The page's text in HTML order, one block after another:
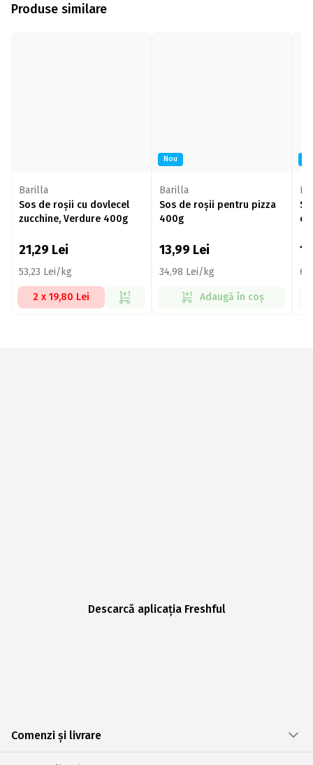
Produse similare
Barilla
Sos de roșii cu dovlecel
zucchine, Verdure 400g
21,29 Lei
53,23 Lei/kg
2 x 19,80 Lei
Nou
Barilla
Sos de roșii pentru pizza
400g
13,99 Lei
34,98 Lei/kg
Adaugă în coș
Descarcă aplicația Freshful
Comenzi și livrare